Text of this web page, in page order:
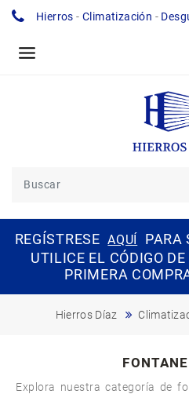
Hierros -Climatización -
REGÍSTRESE AQUÍ
PARA
UTILICE EL CÓDIGO
PRIMERA
Hierros Díaz
Explora nuestra categoría de